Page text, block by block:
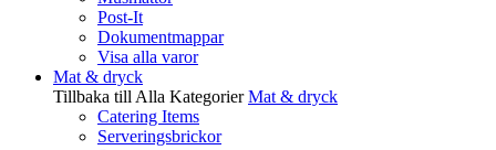
Post-It
Dokumentmappar
Visa alla varor
Mat & dryck
Tillbaka till Alla Kategorier Mat & dryck
Catering Items
Serveringsbrickor